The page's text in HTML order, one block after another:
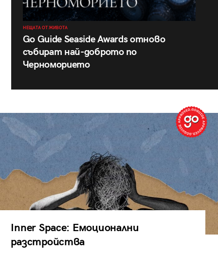
НЕЩАТА ОТ ЖИВОТА
Go Guide Seaside Awards отново
събират най-доброто по
Черноморието
Inner Space: Емоционални
разстройства